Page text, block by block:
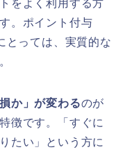
をよく利用する方
。ポイント付与
とっては、実質的な
か」が変わるのが
徴です。「すぐに
たい」という方に